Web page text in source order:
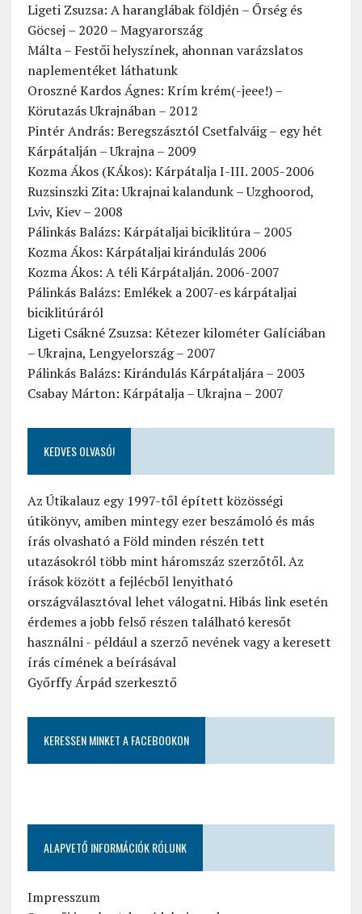
Ligeti Zsuzsa: A haranglábak földjén – Őrség és
Göcsej – 2020 – Magyarország
Málta – Festői helyszínek, ahonnan varázslatos
naplementéket láthatunk
Oroszné Kardos Ágnes: Krím krém(-jeee!) –
Körutazás Ukrajnában – 2012
Pintér András: Beregszásztól Csetfalváig – egy hét
Kárpátalján – Ukrajna – 2009
Kozma Ákos (KÁkos): Kárpátalja I-III. 2005-2006
Ruzsinszki Zita: Ukrajnai kalandunk – Uzghoorod,
Lviv, Kiev – 2008
Pálinkás Balázs: Kárpátaljai biciklitúra – 2005
Kozma Ákos: Kárpátaljai kirándulás 2006
Kozma Ákos: A téli Kárpátalján. 2006-2007
Pálinkás Balázs: Emlékek a 2007-es kárpátaljai
biciklitúráról
Ligeti Csákné Zsuzsa: Kétezer kilométer Galíciában
– Ukrajna, Lengyelország – 2007
Pálinkás Balázs: Kirándulás Kárpátaljára – 2003
Csabay Márton: Kárpátalja – Ukrajna – 2007
KEDVES OLVASÓ!
Az Útikalauz egy 1997-től épített közösségi
útikönyv, amiben mintegy ezer beszámoló és más
írás olvasható a Föld minden részén tett
utazásokról több mint háromszáz szerzőtől. Az
írások között a fejlécből lenyitható
országválasztóval lehet válogatni. Hibás link esetén
érdemes a jobb felső részen található keresőt
használni - például a szerző nevének vagy a keresett
írás címének a beírásával
Győrffy Árpád szerkesztő
KERESSEN MINKET A FACEBOOKON
ALAPVETŐ INFORMÁCIÓK RÓLUNK
Impresszum